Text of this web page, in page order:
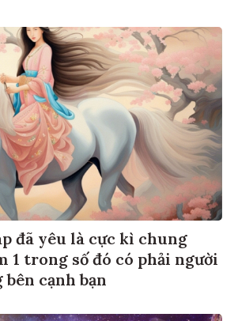
đã yêu là cực kì chung
1 trong số đó có phải người
cạnh bạn